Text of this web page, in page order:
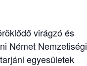
virágzó és
Német Nemzetiségi
egyesületek